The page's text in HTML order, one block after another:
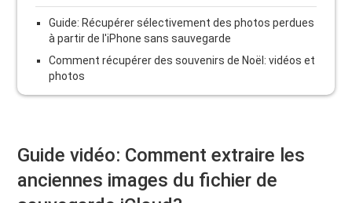
Guide: Récupérer sélectivement des photos perdues
à partir de l'iPhone sans sauvegarde
Comment récupérer des souvenirs de Noël: vidéos et
photos
Guide vidéo: Comment extraire les
anciennes images du fichier de